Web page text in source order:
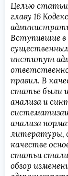
Целью статьи
главу 16
Вступившие в
институт
правил. В
статье были
анализа и
анализа
литературы,
качестве
статьи стали
обзор